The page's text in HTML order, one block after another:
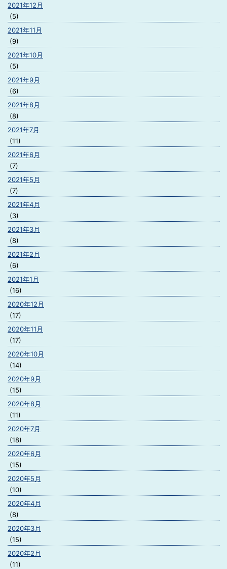
2021年12月
(5)
2021年11月
(9)
2021年10月
(5)
2021年9月
(6)
2021年8月
(8)
2021年7月
(11)
2021年6月
(7)
2021年5月
(7)
2021年4月
(3)
2021年3月
(8)
2021年2月
(6)
2021年1月
(16)
2020年12月
(17)
2020年11月
(17)
2020年10月
(14)
2020年9月
(15)
2020年8月
(11)
2020年7月
(18)
2020年6月
(15)
2020年5月
(10)
2020年4月
(8)
2020年3月
(15)
2020年2月
(11)